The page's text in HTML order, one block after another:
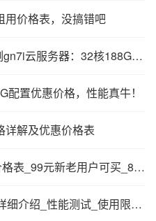
用价格表，没搞错吧
阿里云A10 GPU计算型实例gn7i云服务器：32核188G内存优惠价格3203元
置优惠价格，性能真牛！
详解及优惠价格表
双11优惠：阿里云服务器价格表_99元新老用户可买_87元轻量特价
阿里云服务器经济型e实例详细介绍_性能测试_使用限制说明